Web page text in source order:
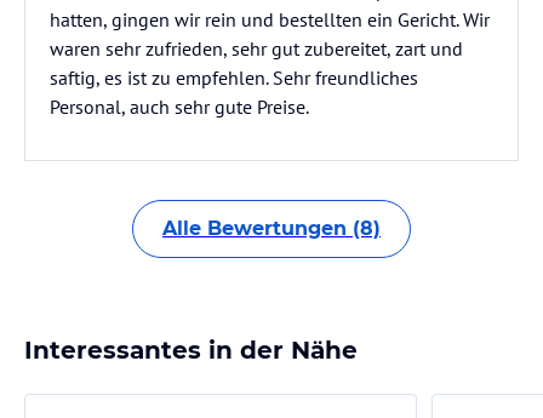
hatten, gingen wir rein und bestellten ein Gericht. Wir
waren sehr zufrieden, sehr gut zubereitet, zart und
saftig, es ist zu empfehlen. Sehr freundliches
Personal, auch sehr gute Preise.
Alle Bewertungen (8)
Interessantes in der Nähe